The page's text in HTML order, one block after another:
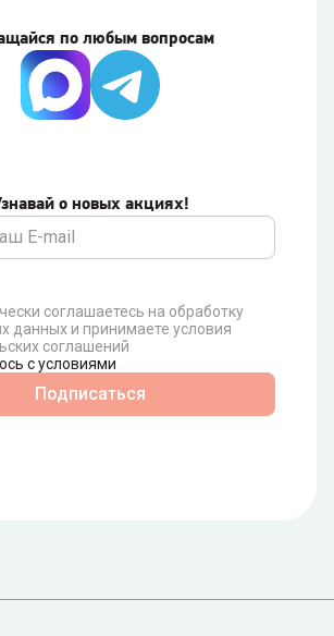
о новых акциях!
соглашаетесь на обработку
данных и принимаете условия
соглашений
с условиями
Подписаться
по любым вопросам